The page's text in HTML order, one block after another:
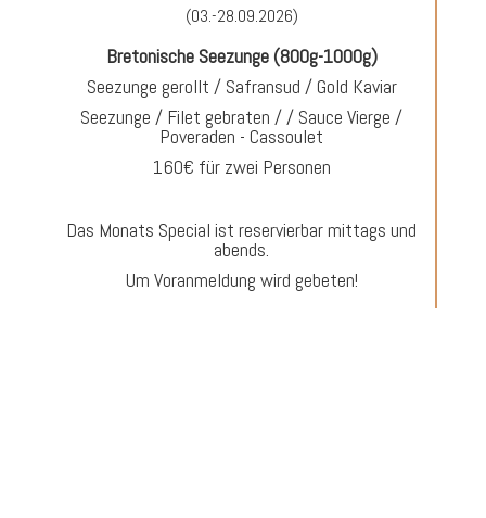
(03.-28.09.2026)
Bretonische Seezunge (800g-1000g)
Seezunge gerollt / Safransud / Gold Kaviar
Seezunge / Filet gebraten / / Sauce Vierge /
Poveraden - Cassoulet
160€ für zwei Personen
Das Monats Special ist reservierbar mittags und
abends.
Um Voranmeldung wird gebeten!